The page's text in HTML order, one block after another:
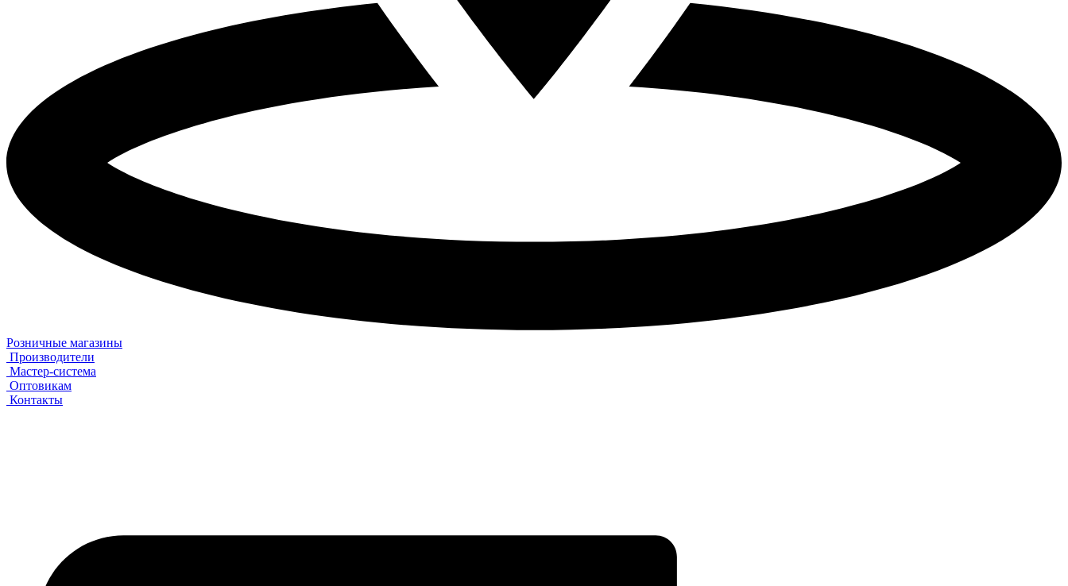
Розничные магазины
Производители
Мастер-система
Оптовикам
Контакты